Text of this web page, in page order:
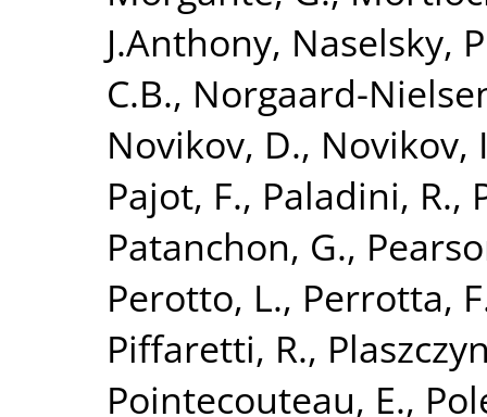
J.Anthony, Naselsky,
C.B., Norgaard-
Novikov, D., Novikov,
Pajot, F., Paladini, R.,
Patanchon, G.,
Perotto, L., Perrotta,
Piffaretti, R.,
Pointecouteau, E.,